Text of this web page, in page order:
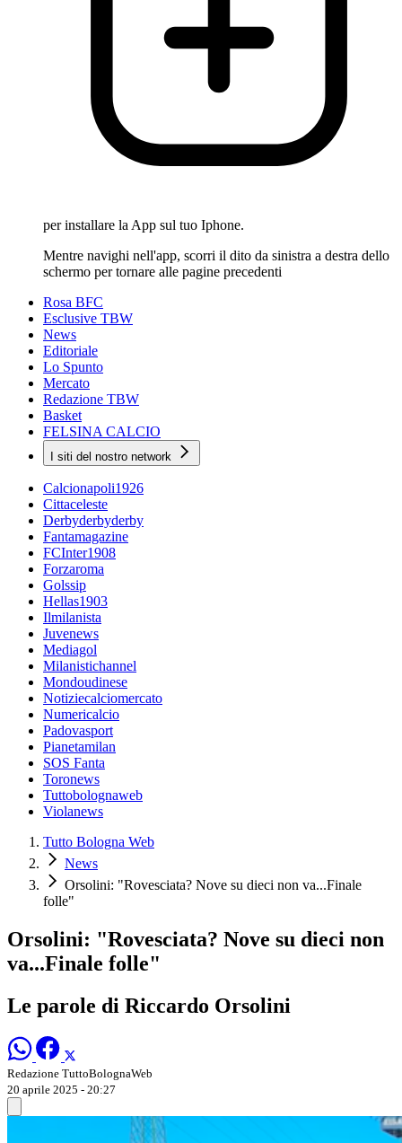
per installare la App sul tuo Iphone.
Mentre navighi nell'app, scorri il dito da sinistra a destra dello
schermo per tornare alle pagine precedenti
Rosa BFC
Esclusive TBW
News
Editoriale
Lo Spunto
Mercato
Redazione TBW
Basket
FELSINA CALCIO
I siti del nostro network
Calcionapoli1926
Cittaceleste
Derbyderbyderby
Fantamagazine
FCInter1908
Forzaroma
Golssip
Hellas1903
Ilmilanista
Juvenews
Mediagol
Milanistichannel
Mondoudinese
Notiziecalciomercato
Numericalcio
Padovasport
Pianetamilan
SOS Fanta
Toronews
Tuttobolognaweb
Violanews
Tutto Bologna Web
News
Orsolini: "Rovesciata? Nove su dieci non va...Finale
folle"
Orsolini: "Rovesciata? Nove su dieci non
va...Finale folle"
Le parole di Riccardo Orsolini
Redazione TuttoBolognaWeb
20 aprile 2025 - 20:27